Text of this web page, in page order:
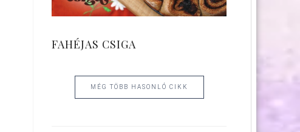
FAHÉJAS CSIGA
MÉG TÖBB HASONLÓ CIKK